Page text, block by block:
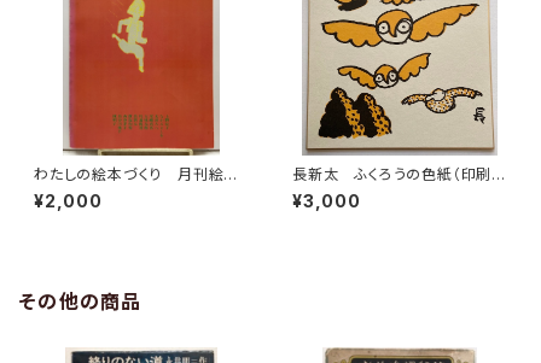
わたしの絵本づくり 月刊絵本
別冊 1979年 すばる書房
¥2,000
長新太 ふくろうの色紙（印刷
物）
¥3,000
その他の商品